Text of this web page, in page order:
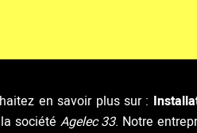
en savoir plus sur :
société Agelec 33. Notre